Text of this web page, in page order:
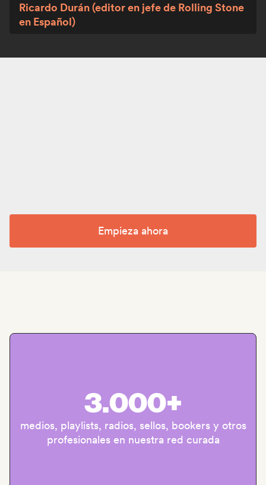
Ricardo Durán (editor en jefe de Rolling Stone
en Español)
Empieza ahora
3.000+
medios, playlists, radios, sellos, bookers y otros
profesionales en nuestra red curada